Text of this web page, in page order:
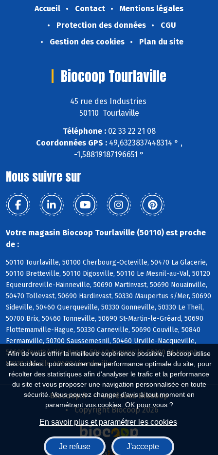
Afin de vous offrir la meilleure expérience possible, Biocoop utilise
des cookies : pour assurer une performance optimale du site, pour
récolter des statistiques afin d'analyser le trafic et la performance
du site et vous proposer une navigation personnalisée en toute
sécurité. Vous pouvez changer d'avis à tout moment en
paramétrant vos cookies. OK pour vous ?
En savoir plus et paramétrer les cookies
Je refuse J'accepte
Accueil Contact
Mentions légales
Protection des données
CGU
Gestion des cookies
Plan du site
Biocoop Tourlaville
45 rue des Industries
50110 Tourlaville
Téléphone :02 33 22 21 08
Coordonnées GPS :49,6323837448314 ° ,
-1,58819187196651 °
Nous suivre sur
Votre magasin Biocoop Tourlaville (50110) est proche
de :
50110 Tourlaville, 50100 Cherbourg-Octeville, 50470 La Glacerie,
50110 Bretteville, 50110 Digosville, 50110 Le Mesnil-au-Val, 50120
Equeurdreville-Hainneville, 50690 Martinvast, 50690 Nouainville,
50470 Tollevast, 50690 Hardinvast, 50330 Maupertus s/Mer, 50690
Sideville, 50460 Querqueville, 50330 Gonneville, 50330 Le Theil,
50700 Brix, 50460 Tonneville, 50690 St-Martin-le-Gréard, 50690
Flottemanville-Hague, 50330 Carneville, 50690 Couville, 50840
Fermanville, 50700 Saussemesnil, 50460 Urville-Nacqueville,
50690 Teurthéville-Hague, 50440 Acqueville, 50700 St-Joseph,
50330 Théville, 50690 Virandeville
Biocoop.fr
Le réseau Biocoop
Copyright Biocoop 2026